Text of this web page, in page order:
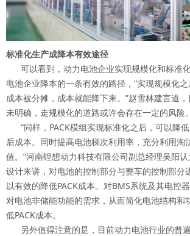
标准化生产成降本有效途径
可以看到，动力电池企业实现规模化和标准
电池企业降本的一条有效的路径，“实现规模化
成本被分摊，成本就能降下来。”赵雪林建言道
未明确，走规模化的道路或许会存在一定的风险。
“同样，PACK模组实现标准化之后，可以降低
后成本。同时提高电池梯次利用率，充分利用淘
值。”河南锂想动力科技有限公司副总经理吴阳
设计来讲，对电池的控制部分与整车的控制部分
以有效的降低PACK成本。对BMS系统及其电控
对电池非储能功能的需求，从而简化电池结构和
低PACK成本。
另外值得注意的是，目前动力电池行业的普